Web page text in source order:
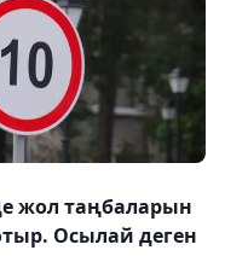
жол таңбаларын
Осылай деген